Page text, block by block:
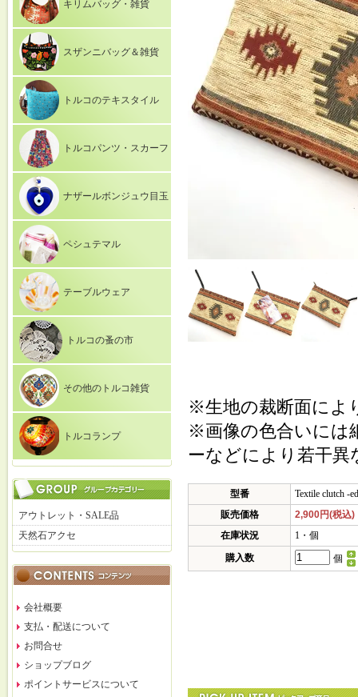
キリムバッグ・雑貨
スザンニバッグ＆雑貨
トルコのテキスタイル
トルコパンツ・スカーフ
ナザールボンジュウ目玉
ペシュテマル
テーブルウェア
トルコの蚤の市
その他のトルコ雑貨
トルコランプ
アウトレット・SALE品
天然石アクセ
会社概要
支払・配送について
お問合せ
ショップブログ
ポイントサービスについて
※生地の裁断面によ
※画像の色合いには
ーなどにより若干
型番
Textile clutch -
販売価格
2,900円(税込)
在庫状況
1・個
購入数
個